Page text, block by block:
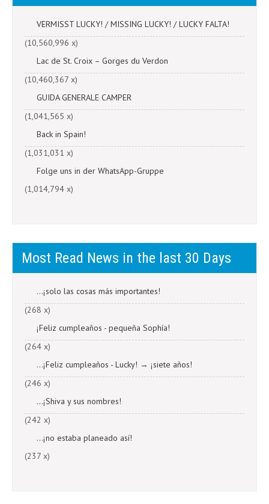
VERMISST LUCKY! / MISSING LUCKY! / LUCKY FALTA!
(10,560,996 x)
Lac de St. Croix – Gorges du Verdon
(10,460,367 x)
GUIDA GENERALE CAMPER
(1,041,565 x)
Back in Spain!
(1,031,031 x)
Folge uns in der WhatsApp-Gruppe
(1,014,794 x)
Most Read News in the last 30 Days
...¡solo las cosas más importantes!
(268 x)
¡Feliz cumpleaños - pequeña Sophía!
(264 x)
...¡Feliz cumpleaños - Lucky! → ¡siete años!
(246 x)
...¡Shiva y sus nombres!
(242 x)
...¡no estaba planeado así!
(237 x)